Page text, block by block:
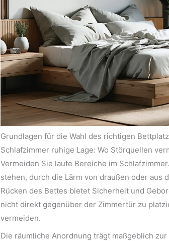
Grundlagen für die Wahl des richtigen
Schlafzimmer ruhige Lage: Wo Störquellen
Vermeiden Sie laute Bereiche im
stehen, durch die Lärm von draußen oder aus
Rücken des Bettes bietet Sicherheit und
nicht direkt gegenüber der Zimmertür zu
vermeiden.
Die räumliche Anordnung trägt maßgeblich